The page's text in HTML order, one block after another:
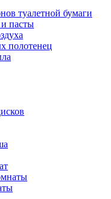
туалетной бумаги
пасты
полотенец